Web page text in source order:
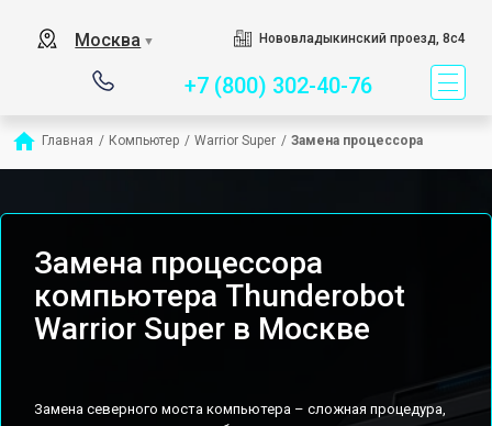
Москва ▼ Нововладыкинский проезд, 8с4
+7 (800) 302-40-76
Главная / Компьютер / Warrior Super / Замена процессора
Замена процессора
компьютера Thunderobot
Warrior Super в Москве
Замена северного моста компьютера – сложная процедура,